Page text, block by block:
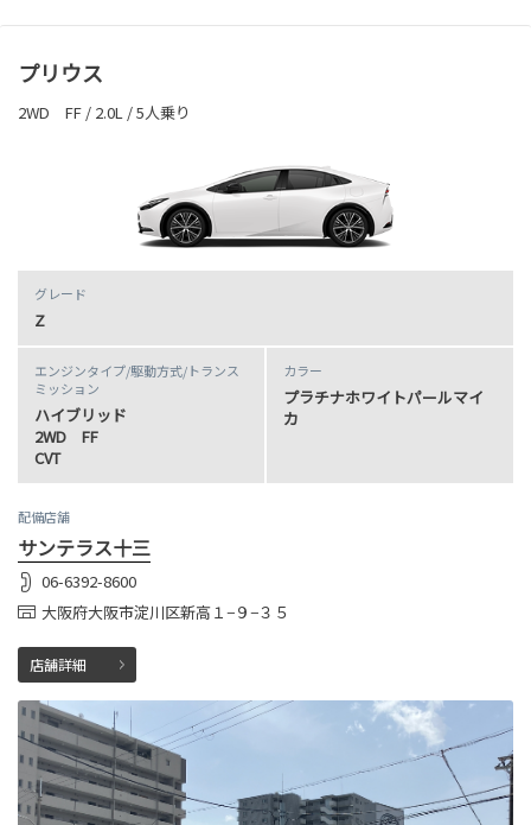
プリウス
2WD FF / 2.0L / 5人乗り
グレード
Z
エンジンタイプ/駆動方式/トランス
ミッション
ハイブリッド
2WD FF
CVT
カラー
プラチナホワイトパールマイ
カ
配備店舗
サンテラス十三
06-6392-8600
大阪府大阪市淀川区新高１−９−３５
店舗詳細